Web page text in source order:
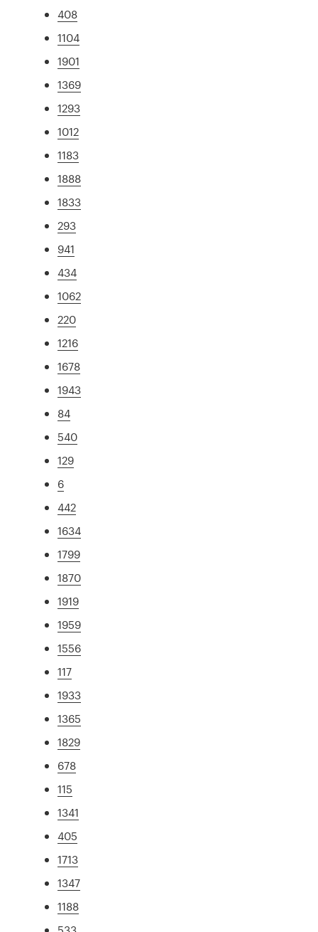
408
1104
1901
1369
1293
1012
1183
1888
1833
293
941
434
1062
220
1216
1678
1943
84
540
129
6
442
1634
1799
1870
1919
1959
1556
117
1933
1365
1829
678
115
1341
405
1713
1347
1188